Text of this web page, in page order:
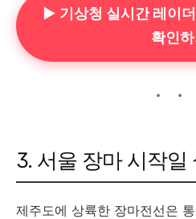
▶ 기상청 실시간 레이
확인하
3. 서울 장마 시작일
제주도에 상륙한 장마전선은